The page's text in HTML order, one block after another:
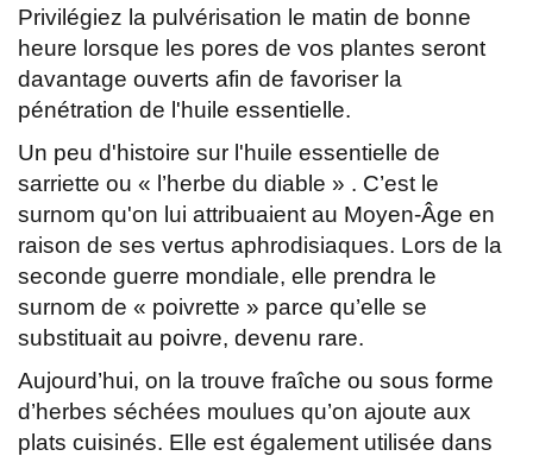
Privilégiez la pulvérisation le matin de bonne
heure lorsque les pores de vos plantes seront
davantage ouverts afin de favoriser la
pénétration de l'huile essentielle.
Un peu d'histoire sur l'huile essentielle de
sarriette ou « l’herbe du diable » . C’est le
surnom qu'on lui attribuaient au Moyen-Âge en
raison de ses vertus aphrodisiaques. Lors de la
seconde guerre mondiale, elle prendra le
surnom de « poivrette » parce qu’elle se
substituait au poivre, devenu rare.
Aujourd’hui, on la trouve fraîche ou sous forme
d’herbes séchées moulues qu’on ajoute aux
plats cuisinés. Elle est également utilisée dans